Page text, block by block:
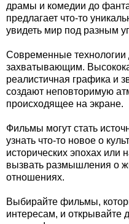
драмы и комедии до
предлагает что-то
увидеть мир под разным
Современные
захватывающим.
реалистичная графика и
создают неповторимую
происходящее на экране.
Фильмы могут стать
узнать что-то новое о
исторических эпохах или
вызвать размышления о
отношениях.
Выбирайте фильмы,
интересам, и открывайте